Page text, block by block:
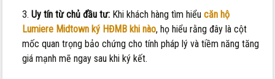
Uy tín từ chủ đầu tư: Khi khách hàng tìm hiểucăn hộ
Lumiere Midtown ký HĐMB khi nào, họ hiểu rằng đây là cột
mốc quan trọng bảo chứng cho tính pháp lý và tiềm năng tăng
giá mạnh mẽ ngay sau khi ký kết.